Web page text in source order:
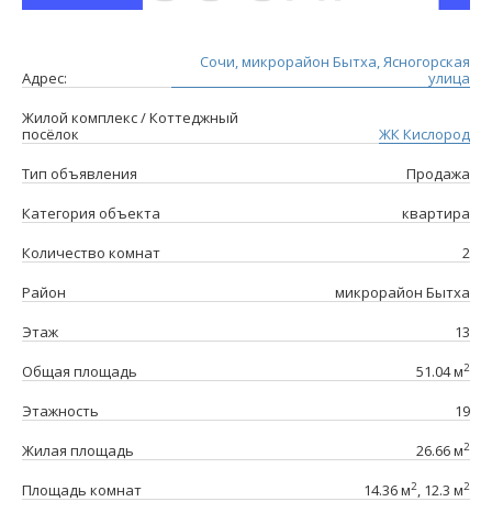
Адрес:
Сочи, микрорайон Бытха, Ясногорская
улица
Жилой комплекс / Коттеджный
посёлок
ЖК Кислород
Тип объявления
Продажа
Категория объекта
квартира
Количество комнат
2
Район
микрорайон Бытха
Этаж
13
Общая площадь
51.04 м2
Этажность
19
Жилая площадь
26.66 м2
Площадь комнат 14.36 м2, 12.3 м2